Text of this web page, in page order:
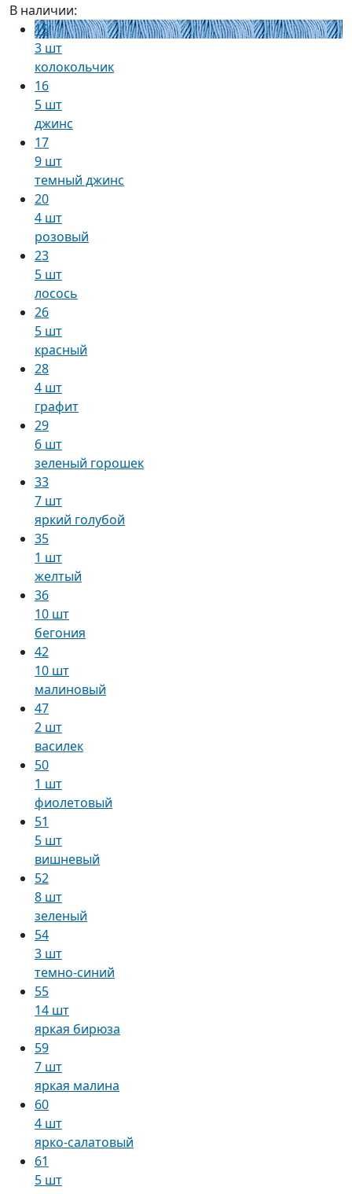
В наличии:
15
3 шт
колокольчик
16
5 шт
джинс
17
9 шт
темный джинс
20
4 шт
розовый
23
5 шт
лосось
26
5 шт
красный
28
4 шт
графит
29
6 шт
зеленый горошек
33
7 шт
яркий голубой
35
1 шт
желтый
36
10 шт
бегония
42
10 шт
малиновый
47
2 шт
василек
50
1 шт
фиолетовый
51
5 шт
вишневый
52
8 шт
зеленый
54
3 шт
темно-синий
55
14 шт
яркая бирюза
59
7 шт
яркая малина
60
4 шт
ярко-салатовый
61
5 шт